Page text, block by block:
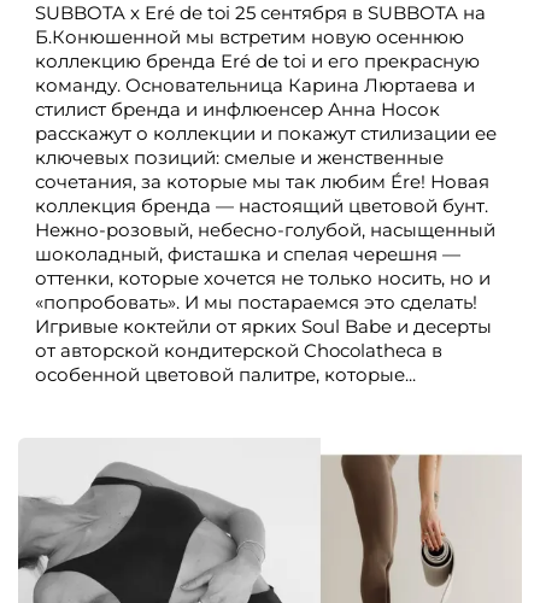
SUBBOTA x Eré de toi 25 сентября в SUBBOTA на
Б.Конюшенной мы встретим новую осеннюю
коллекцию бренда Eré de toi и его прекрасную
команду. Основательница Карина Люртаева и
стилист бренда и инфлюенсер Анна Носок
расскажут о коллекции и покажут стилизации ее
ключевых позиций: смелые и женственные
сочетания, за которые мы так любим Ére! Новая
коллекция бренда — настоящий цветовой бунт.
Нежно-розовый, небесно-голубой, насыщенный
шоколадный, фисташка и спелая черешня —
оттенки, которые хочется не только носить, но и
«попробовать». И мы постараемся это сделать!
Игривые коктейли от ярких Soul Babe и десерты
от авторской кондитерской Chocolatheca в
особенной цветовой палитре, которые...